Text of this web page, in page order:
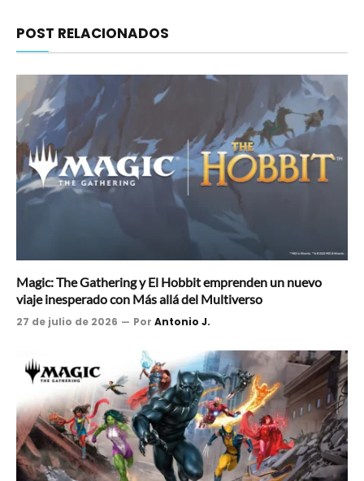
POST RELACIONADOS
Magic: The Gathering y El Hobbit emprenden un nuevo
viaje inesperado con Más allá del Multiverso
27 de julio de 2026 Por Antonio J.